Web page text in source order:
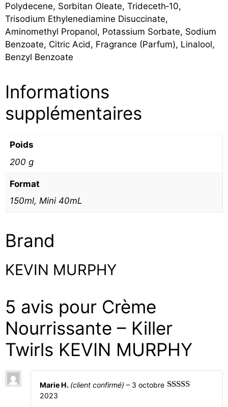
Polydecene, Sorbitan Oleate, Trideceth‐10,
Trisodium Ethylenediamine Disuccinate,
Aminomethyl Propanol, Potassium Sorbate, Sodium
Benzoate, Citric Acid, Fragrance (Parfum), Linalool,
Benzyl Benzoate
Informations
supplémentaires
Poids
200 g
Format
150ml, Mini 40mL
Brand
KEVIN MURPHY
5 avis pour Crème
Nourrissante – Killer
Twirls KEVIN MURPHY
Marie H. (client confirmé) – 3 octobre
2023